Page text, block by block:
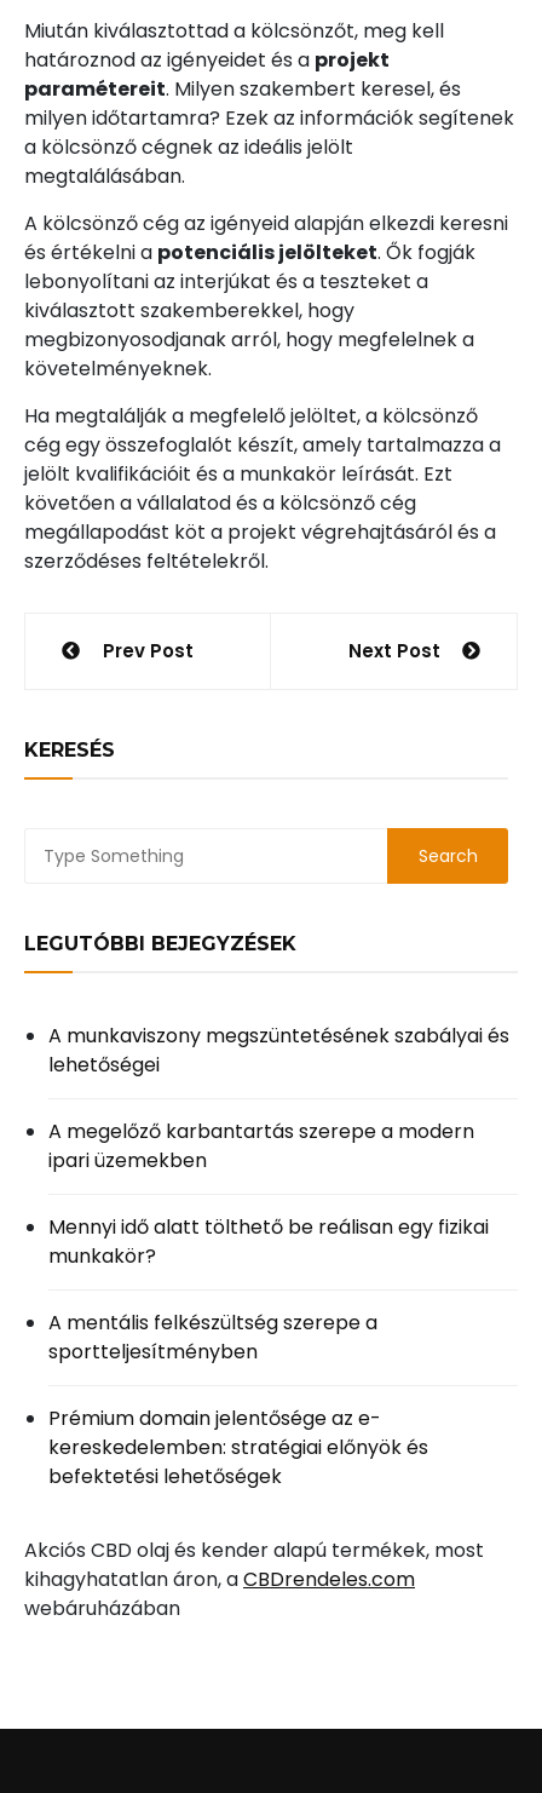
Miután kiválasztottad a kölcsönzőt, meg kell
határoznod az igényeidet és a projekt
paramétereit. Milyen szakembert keresel, és
milyen időtartamra? Ezek az információk segítenek
a kölcsönző cégnek az ideális jelölt
megtalálásában.
A kölcsönző cég az igényeid alapján elkezdi keresni
és értékelni a potenciális jelölteket. Ők fogják
lebonyolítani az interjúkat és a teszteket a
kiválasztott szakemberekkel, hogy
megbizonyosodjanak arról, hogy megfelelnek a
követelményeknek.
Ha megtalálják a megfelelő jelöltet, a kölcsönző
cég egy összefoglalót készít, amely tartalmazza a
jelölt kvalifikációit és a munkakör leírását. Ezt
követően a vállalatod és a kölcsönző cég
megállapodást köt a projekt végrehajtásáról és a
szerződéses feltételekről.
Bejegyzés
Prev Post Next Post
KERESÉS
LEGUTÓBBI BEJEGYZÉSEK
A munkaviszony megszüntetésének szabályai és
lehetőségei
A megelőző karbantartás szerepe a modern
ipari üzemekben
Mennyi idő alatt tölthető be reálisan egy fizikai
munkakör?
A mentális felkészültség szerepe a
sportteljesítményben
Prémium domain jelentősége az e-
kereskedelemben: stratégiai előnyök és
befektetési lehetőségek
Akciós CBD olaj és kender alapú termékek, most
kihagyhatatlan áron, aCBDrendeles.com
webáruházában